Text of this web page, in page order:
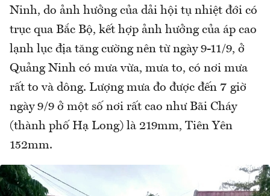
Ninh, do ảnh hưởng của dải hội tụ nhiệt đới có
trục qua Bắc Bộ, kết hợp ảnh hưởng của áp cao
lạnh lục địa tăng cường nên từ ngày 9-11/9, ở
Quảng Ninh có mưa vừa, mưa to, có nơi mưa
rất to và dông. Lượng mưa đo được đến 7 giờ
ngày 9/9 ở một số nơi rất cao như Bãi Cháy
(thành phố Hạ Long) là 219mm, Tiên Yên
152mm.